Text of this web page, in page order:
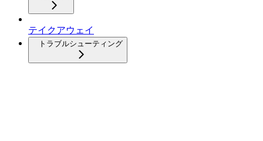
テイクアウェイ
トラブルシューティング